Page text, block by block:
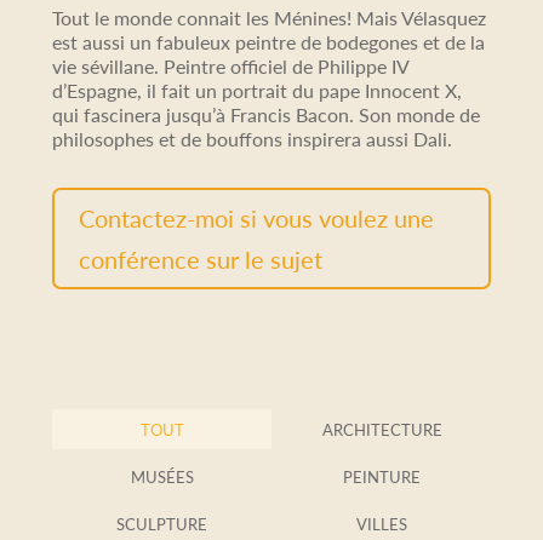
Tout le monde connait les Ménines! Mais Vélasquez
est aussi un fabuleux peintre de bodegones et de la
vie sévillane. Peintre officiel de Philippe IV
d’Espagne, il fait un portrait du pape Innocent X,
qui fascinera jusqu’à Francis Bacon. Son monde de
philosophes et de bouffons inspirera aussi Dali.
Contactez-moi si vous voulez une
conférence sur le sujet
TOUT ARCHITECTURE
MUSÉES PEINTURE
SCULPTURE VILLES